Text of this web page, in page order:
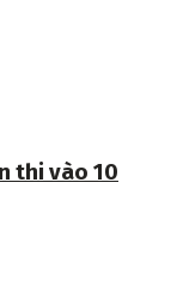
thi vào 10